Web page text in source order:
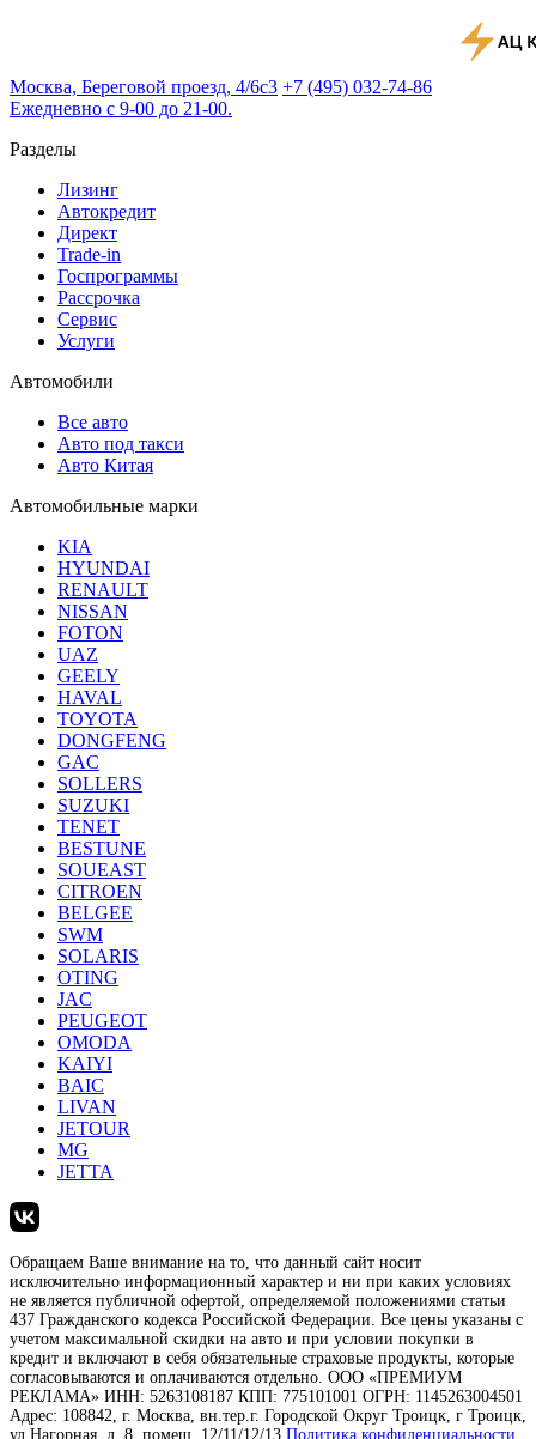
Москва, Береговой проезд, 4/6с3 +7 (495) 032-74-86
Ежедневно с 9-00 до 21-00.
Разделы
Лизинг
Автокредит
Директ
Trade-in
Госпрограммы
Рассрочка
Сервис
Услуги
Автомобили
Все авто
Авто под такси
Авто Китая
Автомобильные марки
KIA
HYUNDAI
RENAULT
NISSAN
FOTON
UAZ
GEELY
HAVAL
TOYOTA
DONGFENG
GAC
SOLLERS
SUZUKI
TENET
BESTUNE
SOUEAST
CITROEN
BELGEE
SWM
SOLARIS
OTING
JAC
PEUGEOT
OMODA
KAIYI
BAIC
LIVAN
JETOUR
MG
JETTA
Обращаем Ваше внимание на то, что данный сайт носит
исключительно информационный характер и ни при каких условиях
не является публичной офертой, определяемой положениями статьи
437 Гражданского кодекса Российской Федерации. Все цены указаны с
учетом максимальной скидки на авто и при условии покупки в
кредит и включают в себя обязательные страховые продукты, которые
согласовываются и оплачиваются отдельно. ООО «ПРЕМИУМ
РЕКЛАМА» ИНН: 5263108187 КПП: 775101001 ОГРН: 1145263004501
Адрес: 108842, г. Москва, вн.тер.г. Городской Округ Троицк, г Троицк,
ул Нагорная, д. 8, помещ. 12/11/12/13 Политика конфиденциальности